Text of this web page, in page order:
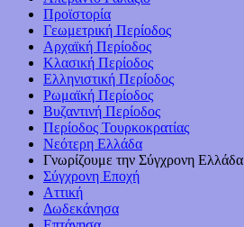
Προϊστορία
Γεωμετρική Περίοδος
Αρχαϊκή Περίοδος
Κλασική Περίοδος
Ελληνιστική Περίοδος
Ρωμαϊκή Περίοδος
Βυζαντινή Περίοδος
Περίοδος Τουρκοκρατίας
Νεότερη Ελλάδα
Γνωρίζουμε την Σύγχρονη Ελλάδα
Σύγχρονη Εποχή
Αττική
Δωδεκάνησα